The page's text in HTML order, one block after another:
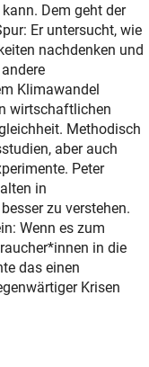
Dem geht der
Er untersucht, wie
nachdenken und
Klimawandel
wirtschaftlichen
Methodisch
aber auch
Peter
in
zu verstehen.
Wenn es zum
in die
das einen
Krisen